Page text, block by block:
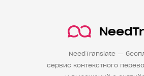
NeedTranslate —
сервис контекстного